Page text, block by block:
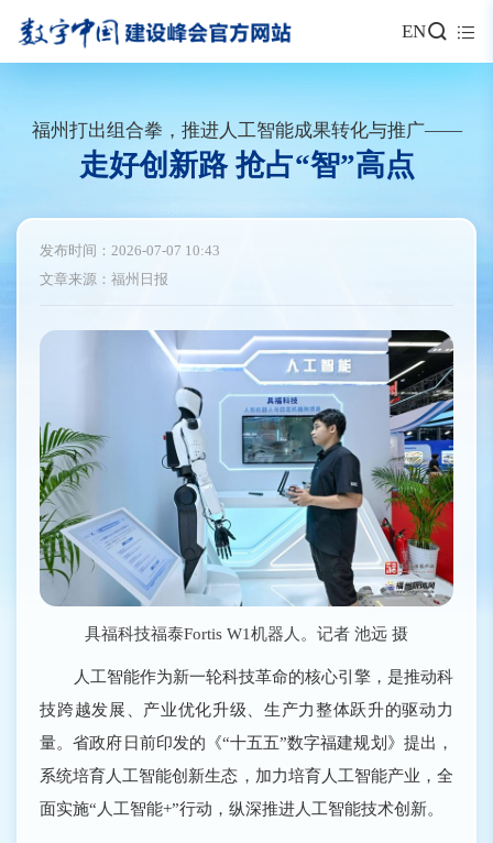
EN
福州打出组合拳，推进人工智能成果转化与推广——
走好创新路 抢占“智”高点
发布时间：2026-07-07 10:43
文章来源：福州日报
具福科技福泰Fortis W1机器人。记者 池远 摄
人工智能作为新一轮科技革命的核心引擎，是推动科
技跨越发展、产业优化升级、生产力整体跃升的驱动力
量。省政府日前印发的《“十五五”数字福建规划》提出，
系统培育人工智能创新生态，加力培育人工智能产业，全
面实施“人工智能+”行动，纵深推进人工智能技术创新。